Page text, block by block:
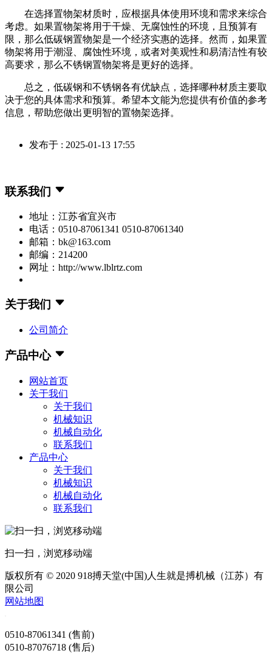
在选择置物架材质时，应根据具体使用环境和需求来综合
考虑。如果置物架将用于干燥、无腐蚀性的环境，且预算有
限，那么低碳钢置物架是一个经济实惠的选择。然而，如果置
物架将用于潮湿、腐蚀性环境，或者对美观性和易清洁性有较
高要求，那么不锈钢置物架将是更好的选择。
总之，低碳钢和不锈钢各有优缺点，选择哪种材质主要取
决于您的具体需求和预算。希望本文能为您提供有价值的参考
信息，帮助您做出更明智的置物架选择。
发布于 : 2025-01-13 17:55
联系我们
地址：江苏省宜兴市
电话：0510-87061341 0510-87061340
邮箱：bk@163.com
邮编：214200
网址：http://www.lblrtz.com
关于我们
公司简介
产品中心
网站首页
关于我们
关于我们
机械知识
机械自动化
联系我们
产品中心
关于我们
机械知识
机械自动化
联系我们
扫一扫，浏览移动端
版权所有 © 2020 918搏天堂(中国)人生就是搏机械（江苏）有
限公司
网站地图
0510-87061341 (售前)
0510-87076718 (售后)